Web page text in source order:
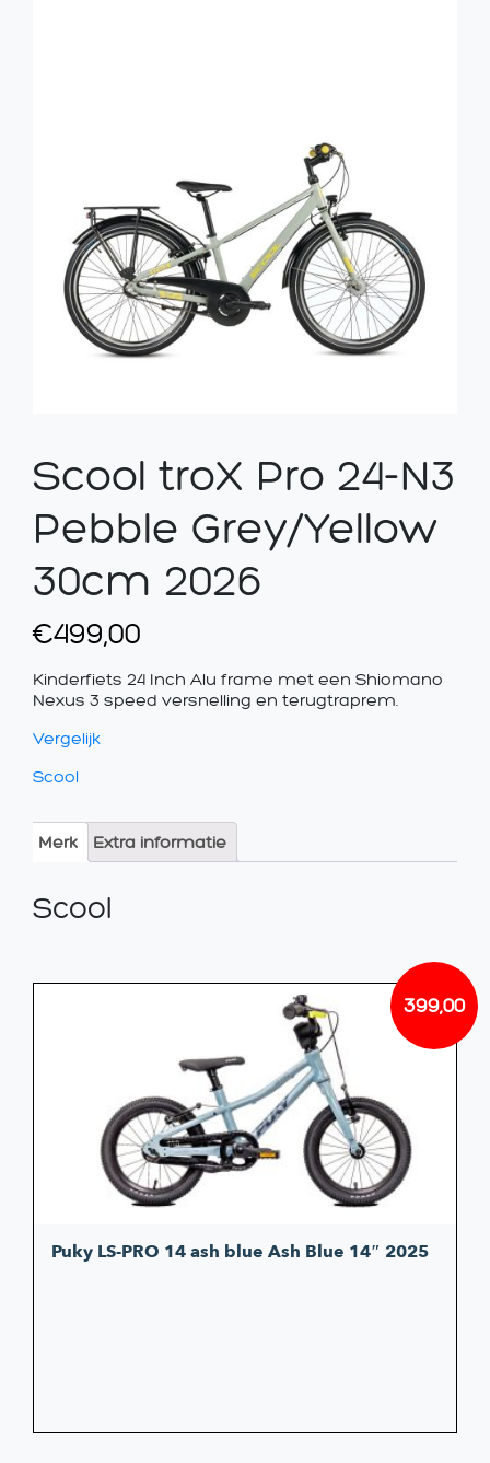
Scool troX Pro 24-N3
Pebble Grey/Yellow
30cm 2026
€499,00
Kinderfiets 24 Inch Alu frame met een Shiomano
Nexus 3 speed versnelling en terugtraprem.
Vergelijk
Scool
Merk Extra informatie
Scool
Puky LS-PRO 14 ash blue Ash Blue 14″ 2025
399,00